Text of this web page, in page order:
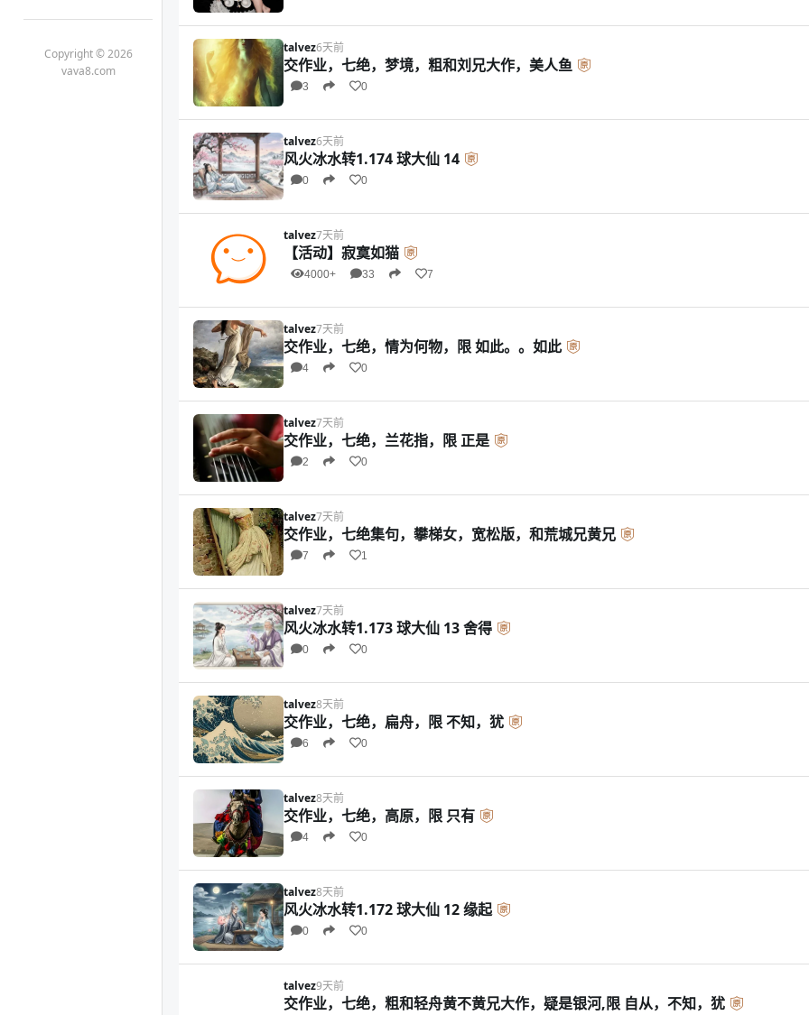
Copyright © 2026
vava8.com
talvez6天前
交作业，七绝，梦境，粗和刘兄大作，美人鱼
3 0
talvez6天前
风火冰水转1.174 球大仙 14
0 0
talvez7天前
【活动】寂寞如猫
4000+ 33 7
talvez7天前
交作业，七绝，情为何物，限 如此。。如此
4 0
talvez7天前
交作业，七绝，兰花指，限 正是
2 0
talvez7天前
交作业，七绝集句，攀梯女，宽松版，和荒城兄黄兄
7 1
talvez7天前
风火冰水转1.173 球大仙 13 舍得
0 0
talvez8天前
交作业，七绝，扁舟，限 不知，犹
6 0
talvez8天前
交作业，七绝，高原，限 只有
4 0
talvez8天前
风火冰水转1.172 球大仙 12 缘起
0 0
talvez9天前
交作业，七绝，粗和轻舟黄不黄兄大作，疑是银河,限 自从，不知，犹